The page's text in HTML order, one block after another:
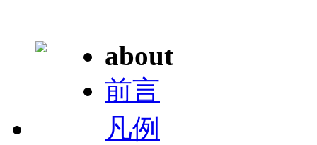
about
前言
凡例